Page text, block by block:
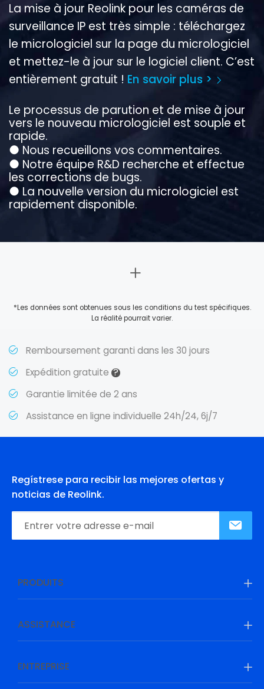
La mise à jour Reolink pour les caméras de
surveillance IP est très simple : téléchargez
le micrologiciel sur la page du micrologiciel
et mettez-le à jour sur le logiciel client. C’est
entièrement gratuit ! En savoir plus >
Le processus de parution et de mise à jour
vers le nouveau micrologiciel est souple et
rapide.
● Nous recueillons vos commentaires.
● Notre équipe R&D recherche et effectue
les corrections de bugs.
● La nouvelle version du micrologiciel est
rapidement disponible.
*Les données sont obtenues sous les conditions du test spécifiques.
La réalité pourrait varier.
Remboursement garanti dans les 30 jours
Expédition gratuite ?
Garantie limitée de 2 ans
Assistance en ligne individuelle 24h/24, 6j/7
Regístrese para recibir las mejores ofertas y
noticias de Reolink.
PRODUITS
ASSISTANCE
ENTREPRISE